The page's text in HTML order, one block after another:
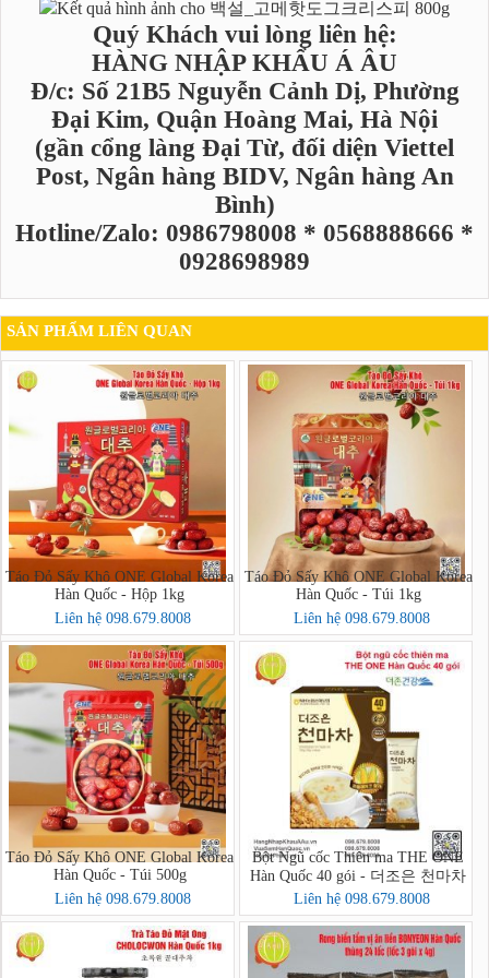
Quý Khách vui lòng liên hệ:
HÀNG NHẬP KHẨU Á ÂU
Đ/c: Số 21B5 Nguyễn Cảnh Dị, Phường
Đại Kim, Quận Hoàng Mai, Hà Nội
(gần cổng làng Đại Từ, đối diện Viettel
Post, Ngân hàng BIDV, Ngân hàng An
Bình)
Hotline/Zalo: 0986798008 * 0568888666 *
0928698989
SẢN PHẨM LIÊN QUAN
Táo Đỏ Sấy Khô ONE Global Korea
Hàn Quốc - Hộp 1kg
Liên hệ 098.679.8008
Táo Đỏ Sấy Khô ONE Global Korea
Hàn Quốc - Túi 1kg
Liên hệ 098.679.8008
Táo Đỏ Sấy Khô ONE Global Korea
Hàn Quốc - Túi 500g
Liên hệ 098.679.8008
Bột Ngũ cốc Thiên ma THE ONE
Hàn Quốc 40 gói - 더조은 천마차
40포
Liên hệ 098.679.8008